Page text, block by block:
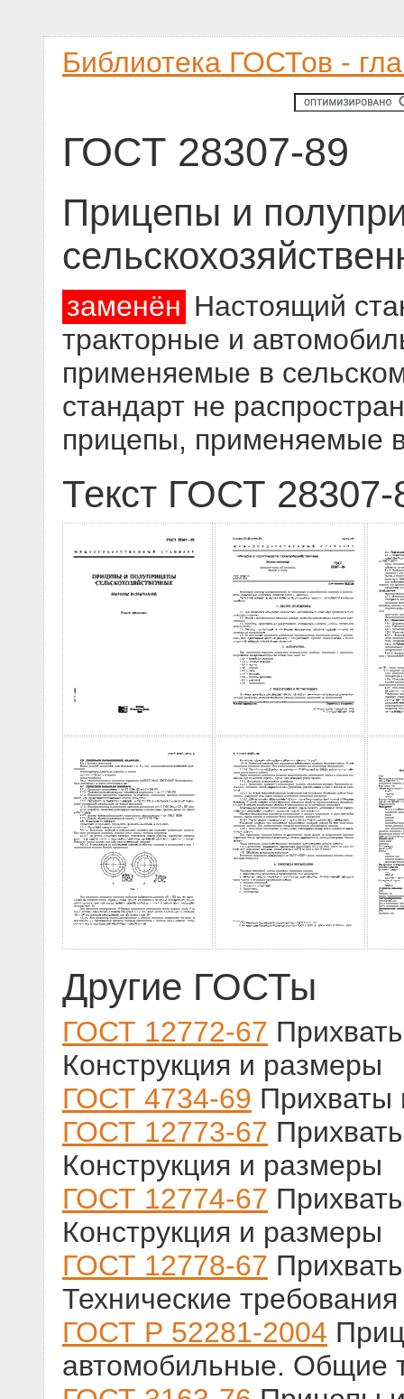
Библиотека ГОСТов -
ГОСТ 28307-89
Прицепы и
заменён Настоящий
тракторные и
применяемые в
стандарт не
прицепы, применяемые
Текст ГОСТ 28307-
Другие ГОСТы
ГОСТ 12772-67
Конструкция и размеры
ГОСТ 4734-69 Прихваты
ГОСТ 12773-67
Конструкция и размеры
ГОСТ 12774-67
Конструкция и размеры
ГОСТ 12778-67
Технические требования
ГОСТ Р 52281-2004
автомобильные. Общие